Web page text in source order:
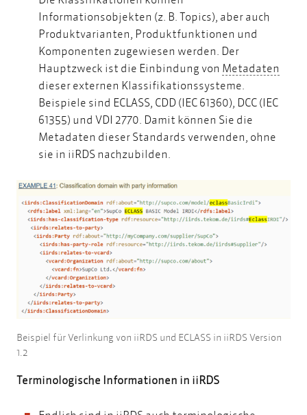
Informationsobjekten (z. B. Topics), aber auch
Produktvarianten, Produktfunktionen und
Komponenten zugewiesen werden. Der
Hauptzweck ist die Einbindung von Metadaten
dieser externen Klassifikationssysteme.
Beispiele sind ECLASS, CDD (IEC 61360), DCC (IEC
61355) und VDI 2770. Damit können Sie die
Metadaten dieser Standards verwenden, ohne
sie in iiRDS nachzubilden.
Beispiel für Verlinkung von iiRDS und ECLASS in iiRDS Version
1.2
Terminologische Informationen in iiRDS